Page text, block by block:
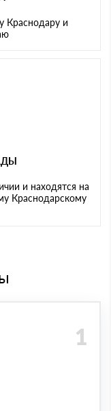
Краснодару и
и находятся на
Краснодарскому